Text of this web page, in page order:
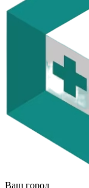
Ваш город